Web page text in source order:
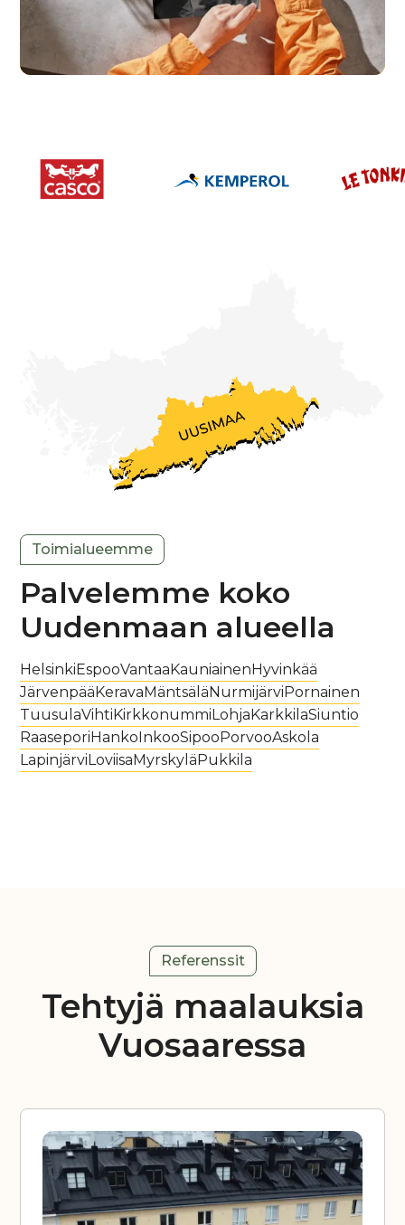
Toimialueemme
Palvelemme koko
Uudenmaan alueella
HelsinkiEspooVantaaKauniainenHyvinkää
JärvenpääKeravaMäntsäläNurmijärviPornainen
TuusulaVihtiKirkkonummiLohjaKarkkilaSiuntio
RaaseporiHankoInkooSipooPorvooAskola
LapinjärviLoviisaMyrskyläPukkila
Referenssit
Tehtyjä maalauksia
Vuosaaressa